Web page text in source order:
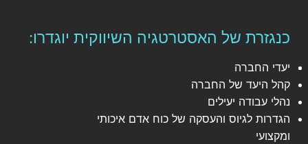
כנגזרת של האסטרטגיה השיווקית יוגדרו:
יעדי החברה
קהל היעד של החברה
נהלי עבודה יעילים
הגדרות לגיוס והעסקה של כוח אדם איכותי
ומקצועי